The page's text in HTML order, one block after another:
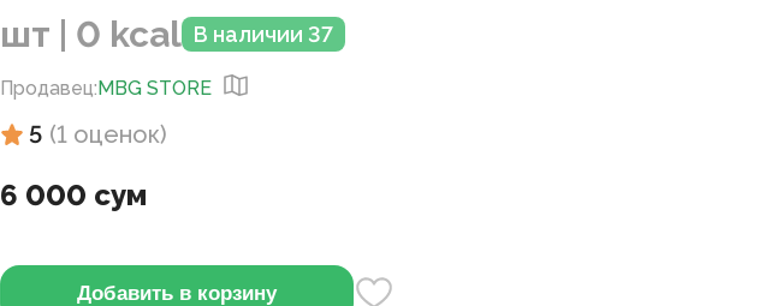
шт | 0 kcal В наличии 37
Продавец:MBG STORE
5 (1 оценок)
6 000 сум
Добавить в корзину